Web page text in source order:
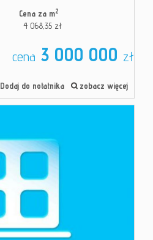
Cena za m2
4 068,35 zł
cena 3 000 000 zł
Dodaj do notatnika zobacz więcej